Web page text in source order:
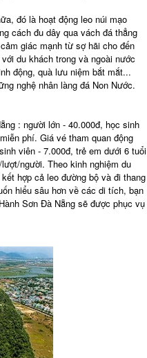
đó là hoạt động leo núi mạo
cách đu dây qua vách đá thẳng
giác mạnh từ sợ hãi cho đến
du khách trong và ngoài nước
động, quà lưu niệm bắt mắt...
nghệ nhân làng đá Non Nước.
: người lớn - 40.000đ, học sinh
phí. Giá vé tham quan động
viên - 7.000đ, trẻ em dưới 6 tuổi
người. Theo kinh nghiệm du
hợp cả leo đường bộ và đi thang
hiểu sâu hơn về các di tích, bạn
Sơn Đà Nẵng sẽ được phục vụ